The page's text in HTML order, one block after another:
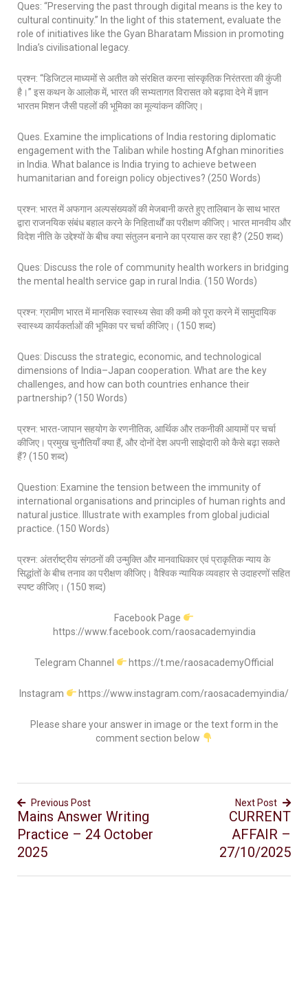
Ques: “Preserving the past through digital means is the key to
cultural continuity.” In the light of this statement, evaluate the
role of initiatives like the Gyan Bharatam Mission in promoting
India’s civilisational legacy.
प्रश्न: “डिजिटल माध्यमों से अतीत को संरक्षित करना सांस्कृतिक निरंतरता की कुंजी
है।” इस कथन के आलोक में, भारत की सभ्यतागत विरासत को बढ़ावा देने में ज्ञान
भारतम मिशन जैसी पहलों की भूमिका का मूल्यांकन कीजिए।
Ques. Examine the implications of India restoring diplomatic
engagement with the Taliban while hosting Afghan minorities
in India. What balance is India trying to achieve between
humanitarian and foreign policy objectives? (250 Words)
प्रश्न: भारत में अफगान अल्पसंख्यकों की मेजबानी करते हुए तालिबान के साथ भारत
द्वारा राजनयिक संबंध बहाल करने के निहितार्थों का परीक्षण कीजिए। भारत मानवीय और
विदेश नीति के उद्देश्यों के बीच क्या संतुलन बनाने का प्रयास कर रहा है? (250 शब्द)
Ques: Discuss the role of community health workers in bridging
the mental health service gap in rural India. (150 Words)
प्रश्न: ग्रामीण भारत में मानसिक स्वास्थ्य सेवा की कमी को पूरा करने में सामुदायिक
स्वास्थ्य कार्यकर्ताओं की भूमिका पर चर्चा कीजिए। (150 शब्द)
Ques: Discuss the strategic, economic, and technological
dimensions of India–Japan cooperation. What are the key
challenges, and how can both countries enhance their
partnership? (150 Words)
प्रश्न: भारत-जापान सहयोग के रणनीतिक, आर्थिक और तकनीकी आयामों पर चर्चा
कीजिए। प्रमुख चुनौतियाँ क्या हैं, और दोनों देश अपनी साझेदारी को कैसे बढ़ा सकते
हैं? (150 शब्द)
Question: Examine the tension between the immunity of
international organisations and principles of human rights and
natural justice. Illustrate with examples from global judicial
practice. (150 Words)
प्रश्न: अंतर्राष्ट्रीय संगठनों की उन्मुक्ति और मानवाधिकार एवं प्राकृतिक न्याय के
सिद्धांतों के बीच तनाव का परीक्षण कीजिए। वैश्विक न्यायिक व्यवहार से उदाहरणों सहित
स्पष्ट कीजिए। (150 शब्द)
Facebook Page
https://www.facebook.com/raosacademyindia
Telegram Channel https://t.me/raosacademyOfficial
Instagram https://www.instagram.com/raosacademyindia/
Please share your answer in image or the text form in the
comment section below
Previous Post
Mains Answer Writing
Practice – 24 October
2025
Next Post
CURRENT
AFFAIR –
27/10/2025